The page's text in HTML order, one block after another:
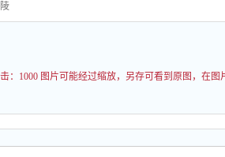
： 1000 图片可能经过缩放，另存可看到原图，在